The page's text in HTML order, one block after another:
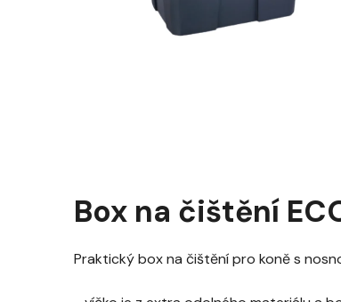
Box na čištění
Praktický box na čištění pro koně s